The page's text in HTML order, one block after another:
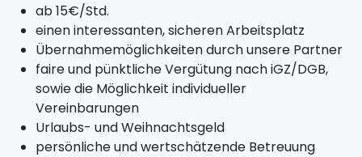
ab 15€/Std.
einen interessanten, sicheren Arbeitsplatz
Übernahmemöglichkeiten durch unsere Partner
faire und pünktliche Vergütung nach iGZ/DGB,
sowie die Möglichkeit individueller
Vereinbarungen
Urlaubs- und Weihnachtsgeld
persönliche und wertschätzende Betreuung